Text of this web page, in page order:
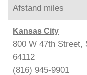
Afstand miles
Kansas City
800 W 47th Street,
64112
(816) 945-9901